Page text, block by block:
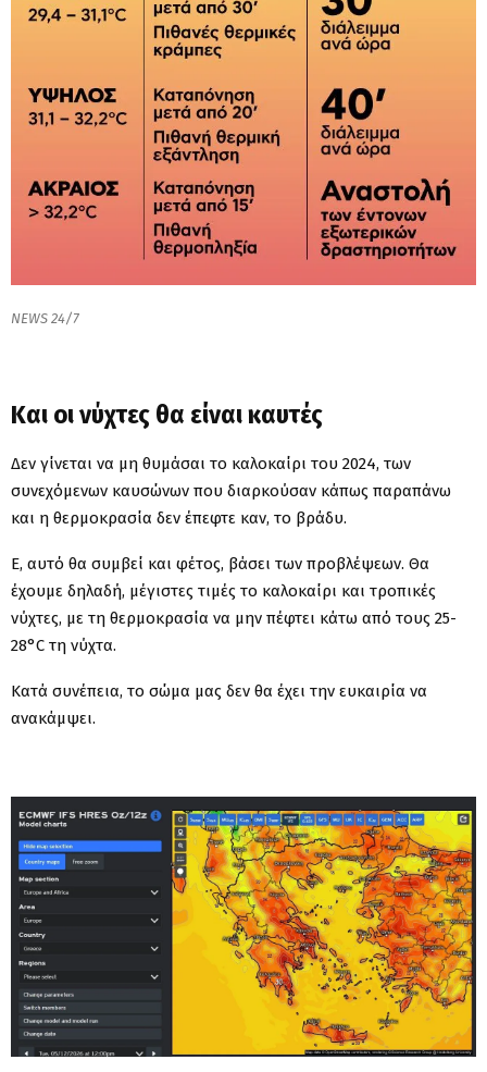
ΝEWS 24/7
Και οι νύχτες θα είναι καυτές
Δεν γίνεται να μη θυμάσαι το καλοκαίρι του 2024, των
συνεχόμενων καυσώνων που διαρκούσαν κάπως παραπάνω
και η θερμοκρασία δεν έπεφτε καν, το βράδυ.
Ε, αυτό θα συμβεί και φέτος, βάσει των προβλέψεων. Θα
έχουμε δηλαδή, μέγιστες τιμές το καλοκαίρι και τροπικές
νύχτες, με τη θερμοκρασία να μην πέφτει κάτω από τους 25-
28°C τη νύχτα.
Κατά συνέπεια, το σώμα μας δεν θα έχει την ευκαιρία να
ανακάμψει.